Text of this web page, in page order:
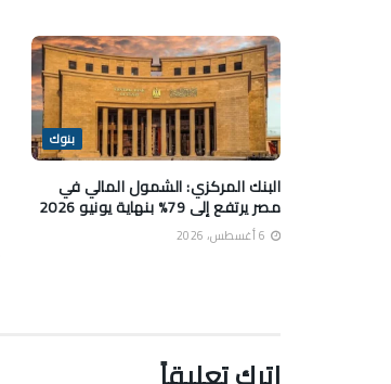
بنوك
البنك المركزي: الشمول المالي في
مصر يرتفع إلى 79% بنهاية يونيو 2026